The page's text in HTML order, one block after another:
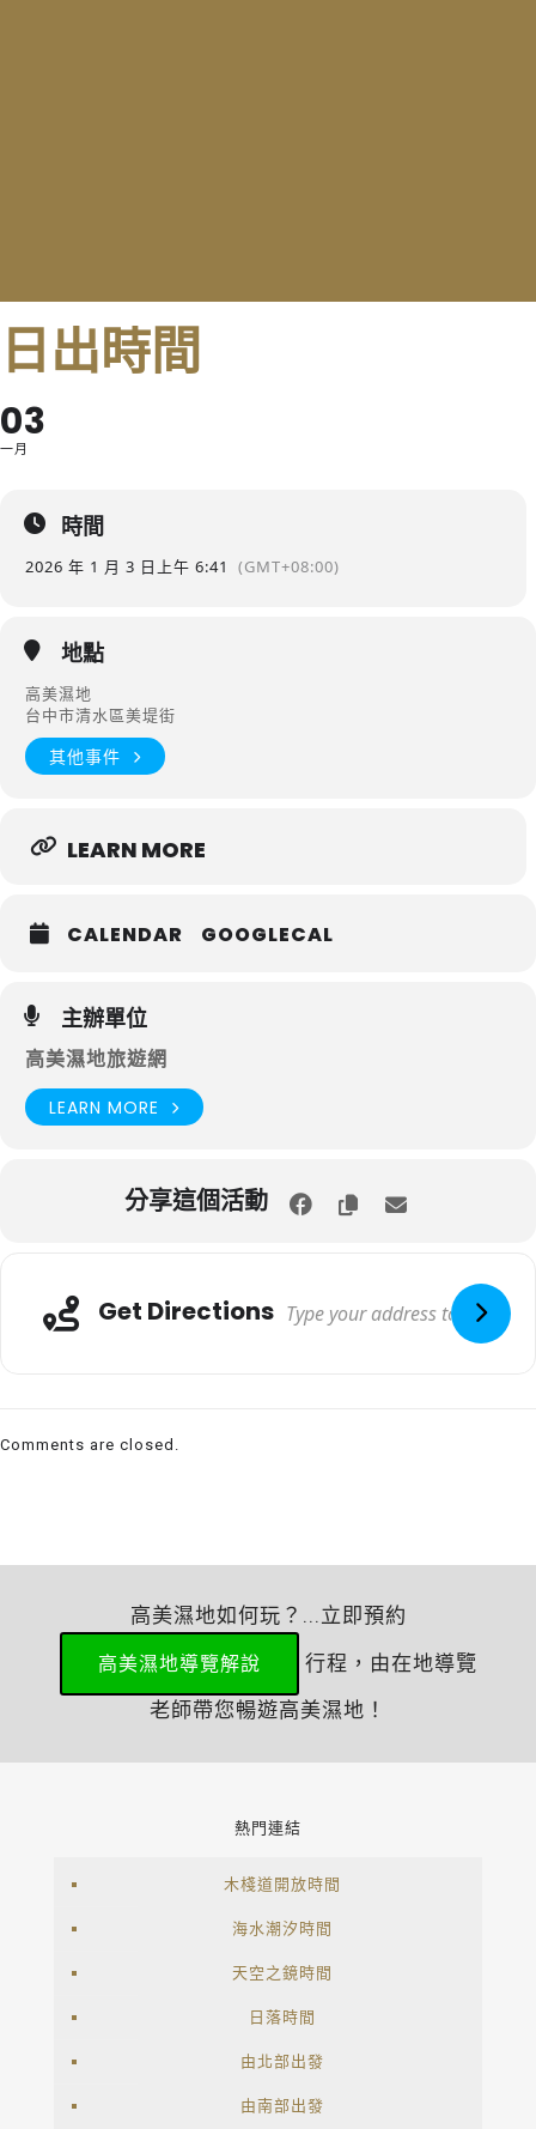
日出時間
03
一月
時間
2026 年 1 月 3 日 上午 6:41 (GMT+08:00)
地點
高美濕地
台中市清水區美堤街
其他事件
LEARN MORE
CALENDAR GOOGLECAL
主辦單位
高美濕地旅遊網
LEARN MORE
分享這個活動
Get Directions
Comments are closed.
高美濕地如何玩？...立即預約
高美濕地導覽解說
行程，由在地導覽
老師帶您暢遊高美濕地！
熱門連結
木棧道開放時間
海水潮汐時間
天空之鏡時間
日落時間
由北部出發
由南部出發